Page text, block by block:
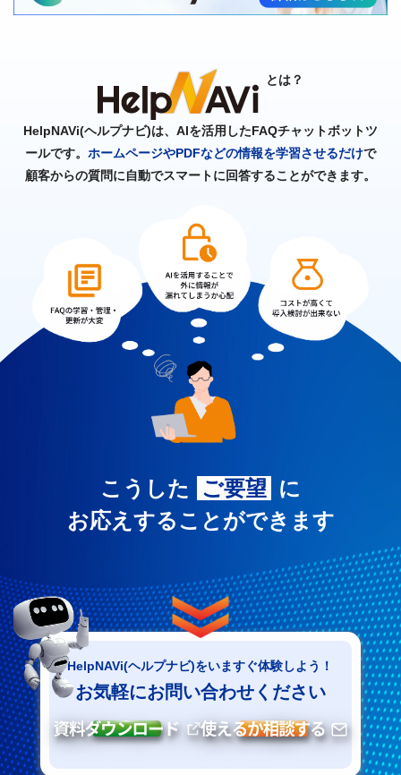
とは？
HelpNAVi(ヘルプナビ)は、AIを活用したFAQチャットボットツ
ールです。 ホームページやPDFなどの情報を学習させるだけで
顧客からの質問に自動でスマートに回答することができます。
こうした ご要望 に
お応えすることができます
HelpNAVi(ヘルプナビ)をいますぐ体験しよう！
お気軽にお問い合わせください